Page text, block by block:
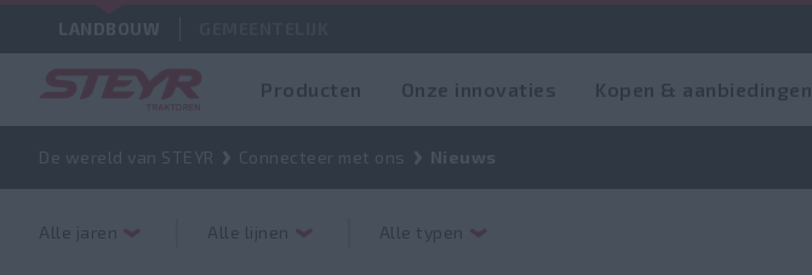
LANDBOUW
Producten Onze innovaties Kopen & aanbiedingen
De wereld van STEYR Connecteer met ons Nieuws
Alle jaren Alle lijnen Alle typen